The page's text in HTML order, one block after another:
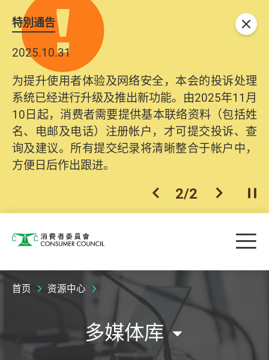
特別通告
2025.10.31
为提升使用者体验及网络安全，本会的投诉处理
系统已经进行升级及推出新功能。由2025年11月
10日起，消费者需要提供基本联络资料（包括姓
名、电邮及电话）注册帐户，才可提交投诉、查
询及建议。所有提交纪录将清晰整合于帐户中，
方便日后作出跟进。
上一个
2/2 下一个开
关闭
消费者委员会 目
首页 资源中心
多媒体库